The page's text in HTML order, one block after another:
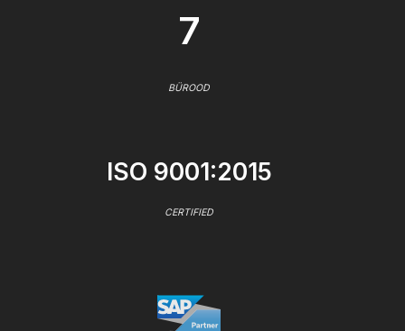
7
BÜROOD
ISO 9001:2015
CERTIFIED